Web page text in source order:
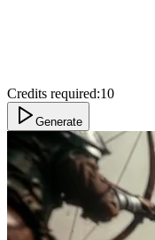
Credits required:10
Generate